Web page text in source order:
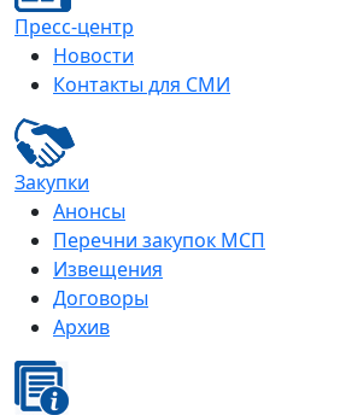
Пресс-центр
Новости
Контакты для СМИ
Закупки
Анонсы
Перечни закупок МСП
Извещения
Договоры
Архив